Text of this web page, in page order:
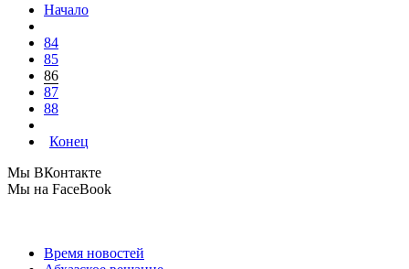
Начало
84
85
86
87
88
Конец
Мы ВКонтакте
Мы на FaceBook
Время новостей